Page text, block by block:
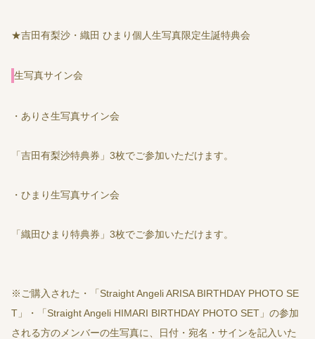
★吉田有梨沙・織田 ひまり個人生写真限定生誕特典会
生写真サイン会
・ありさ生写真サイン会
「吉田有梨沙特典券」3枚でご参加いただけます。
・ひまり生写真サイン会
「織田ひまり特典券」3枚でご参加いただけます。
※ご購入された・「Straight Angeli ARISA BIRTHDAY PHOTO SE
T」・「Straight Angeli HIMARI BIRTHDAY PHOTO SET」の参加
される方のメンバーの生写真に、日付・宛名・サインを記入いた